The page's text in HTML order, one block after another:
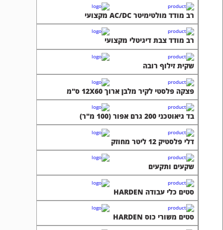
רב מודד מולטימיטר AC/DC מקצועי
רב מודד צבת דיגיטלי מקצועי
שקית זילוף רובה
פצקה פלסטי לקיר מלבן ארוך 12X60 ס"מ
בד גיאוטכני 200 גרם אפור (100 מ"ר)
דלי פלסטיק 12 ליטר מחוזק
שקעים ותקעים
סטים כלי עבודה HARDEN
סטים משורי כוס HARDEN